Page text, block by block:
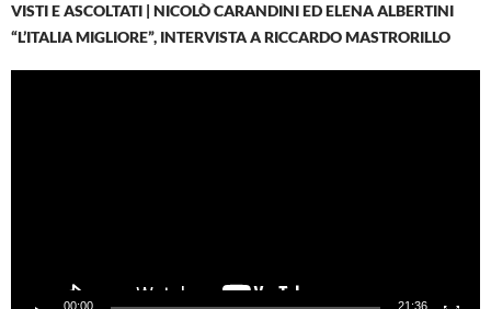
VISTI E ASCOLTATI | NICOLÒ CARANDINI ED ELENA ALBERTINI
“L’ITALIA MIGLIORE”, INTERVISTA A RICCARDO MASTRORILLO
00:00 21:36